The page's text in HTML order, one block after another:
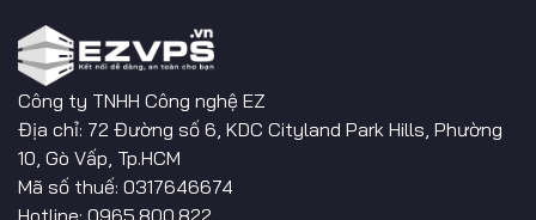
Công ty TNHH Công nghệ EZ
Địa chỉ: 72 Đường số 6, KDC Cityland Park Hills, Phường
10, Gò Vấp, Tp.HCM
Mã số thuế: 0317646674
Hotline: 0965.800.822